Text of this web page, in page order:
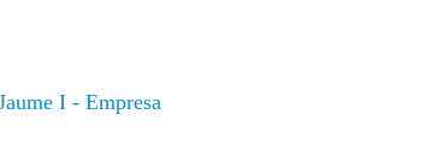
I - Empresa